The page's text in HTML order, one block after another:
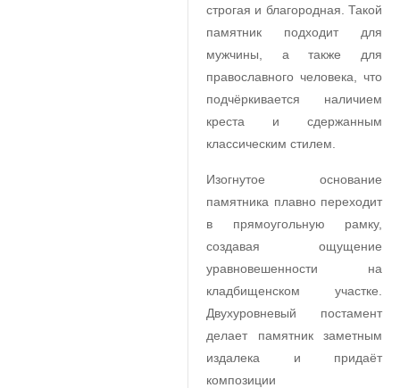
строгая и благородная. Такой
памятник подходит для
мужчины, а также для
православного человека, что
подчёркивается наличием
креста и сдержанным
классическим стилем.
Изогнутое основание
памятника плавно переходит
в прямоугольную рамку,
создавая ощущение
уравновешенности на
кладбищенском участке.
Двухуровневый постамент
делает памятник заметным
издалека и придаёт
композиции